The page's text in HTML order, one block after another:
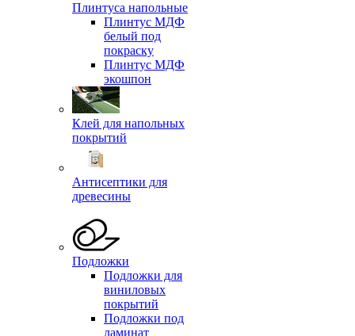
Плинтуса напольные
Плинтус МДФ
белый под
покраску
Плинтус МДФ
экошпон
Клей для напольных
покрытий
Антисептики для
древесины
Подложки
Подложки для
виниловых
покрытий
Подложки под
ламинат